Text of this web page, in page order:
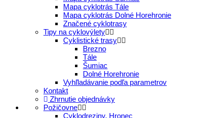
Mapa cyklotrás Tále
Mapa cyklotrás Dolné Horehronie
Značené cyklotrasy
Tipy na cyklovýlety
Cyklistické trasy
Brezno
Tále
Šumiac
Dolné Horehronie
Vyhľladávanie podľa parametrov
Kontakt
Zhrnutie objednávky
Požičovne
Cyklodreziny, Hronec